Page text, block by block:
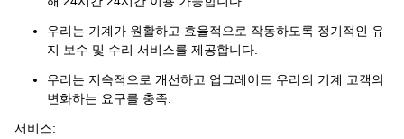
우리는 기계가 원활하고 효율적으로 작동하도록 정기적인 유
지 보수 및 수리 서비스를 제공합니다.
우리는 지속적으로 개선하고 업그레이드 우리의 기계 고객의
변화하는 요구를 충족.
서비스: